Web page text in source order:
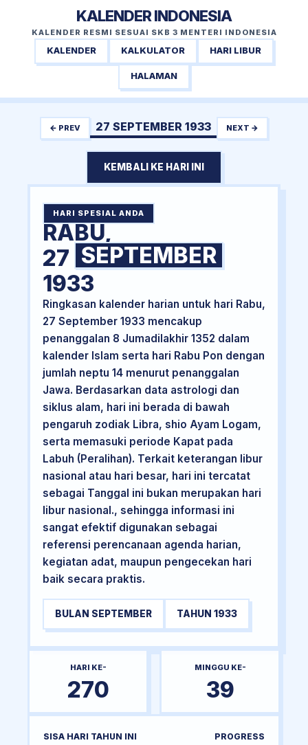
KALENDER INDONESIA
KALENDER RESMI SESUAI SKB 3 MENTERI INDONESIA
KALENDER KALKULATOR HARI LIBUR
HALAMAN
← PREV 27 SEPTEMBER 1933 NEXT →
KEMBALI KE HARI INI
HARI SPESIAL ANDA
RABU,
27 SEPTEMBER
1933
Ringkasan kalender harian untuk hari Rabu,
27 September 1933 mencakup
penanggalan 8 Jumadilakhir 1352 dalam
kalender Islam serta hari Rabu Pon dengan
jumlah neptu 14 menurut penanggalan
Jawa. Berdasarkan data astrologi dan
siklus alam, hari ini berada di bawah
pengaruh zodiak Libra, shio Ayam Logam,
serta memasuki periode Kapat pada
Labuh (Peralihan). Terkait keterangan libur
nasional atau hari besar, hari ini tercatat
sebagai Tanggal ini bukan merupakan hari
libur nasional., sehingga informasi ini
sangat efektif digunakan sebagai
referensi perencanaan agenda harian,
kegiatan adat, maupun pengecekan hari
baik secara praktis.
BULAN SEPTEMBER TAHUN 1933
HARI KE-
270
MINGGU KE-
39
SISA HARI TAHUN INI PROGRESS